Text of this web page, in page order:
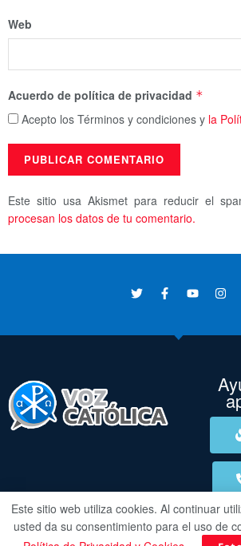
Web
Acuerdo de política de privacidad *
Acepto los Términos y condiciones y la
Este sitio usa Akismet para reducir el
procesan los datos de tu comentario.
Este sitio web utiliza cookies. Al continuar
usted da su consentimiento para el uso de